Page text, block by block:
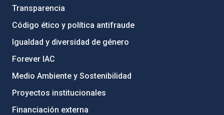
Transparencia
Código ético y política antifraude
Igualdad y diversidad de género
Forever IAC
Medio Ambiente y Sostenibilidad
Proyectos institucionales
Financiación externa